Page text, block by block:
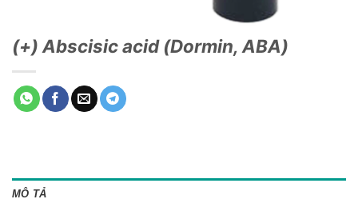
(+) Abscisic acid (Dormin, ABA)
MÔ TẢ